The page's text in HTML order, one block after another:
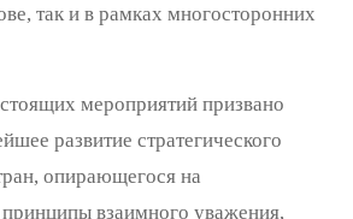
так и в рамках многосторонних
мероприятий призвано
развитие стратегического
опирающегося на
взаимного уважения,